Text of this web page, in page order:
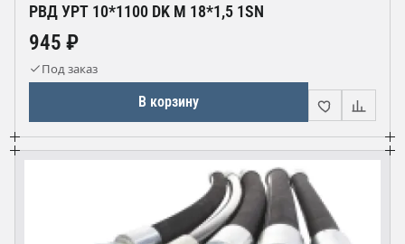
РВД УРТ 10*1100 DK М 18*1,5 1SN
945 ₽
Под заказ
В корзину